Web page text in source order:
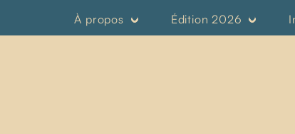
À propos Édition 2026